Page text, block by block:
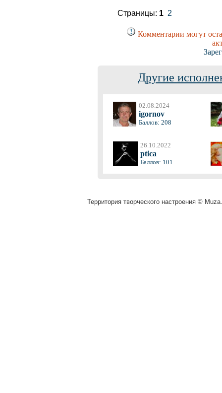
Страницы: 1 2
Комментарии могут
Другие
02.08.2024
igornov
Баллов: 208
26.10.2022
ptica
Баллов: 101
Территория творческого настроения ©